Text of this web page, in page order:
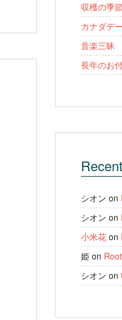
収穫の季
カナダデー
音楽三昧
長年のお
シオン on
シオン on
小米花 on
姫 on
シオン on